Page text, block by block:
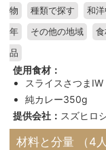
物 種類で探す 和
年 その他の地域
品
使用食材：
スライスさつま
純カレー350g
提供会社： スズヒロ
材料と分量 （4